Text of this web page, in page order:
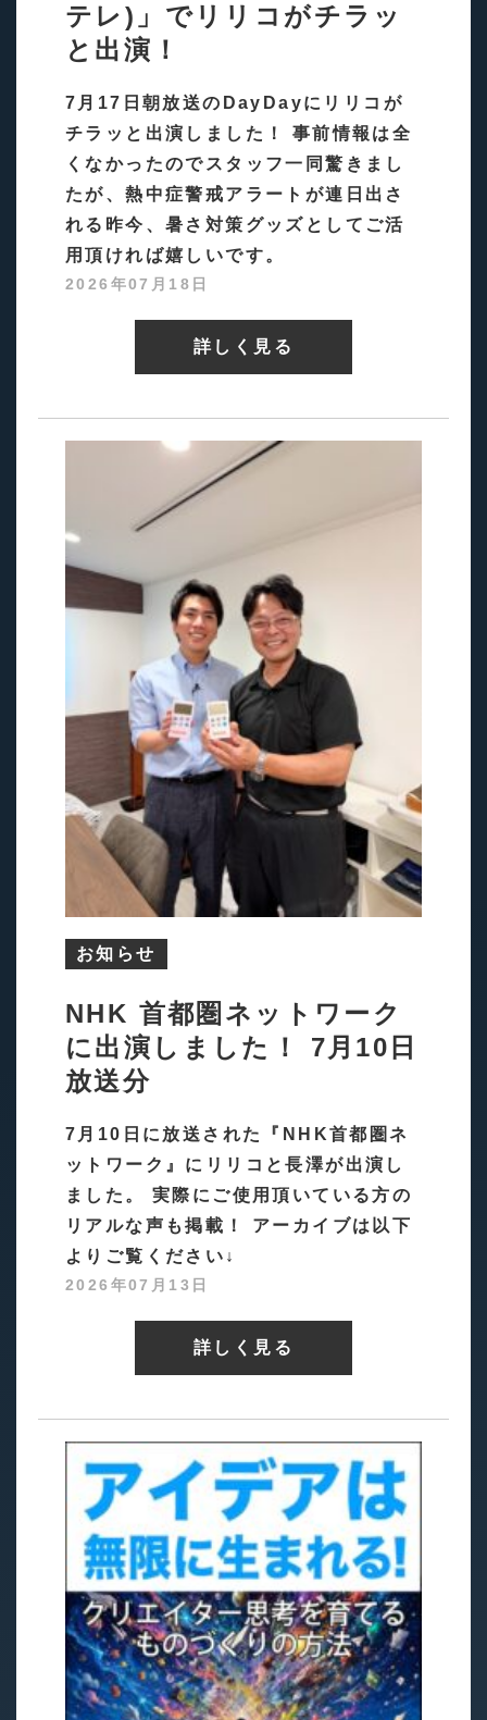
テレ)」でリリコがチラッ
と出演！
7月17日朝放送のDayDayにリリコが
チラッと出演しました！ 事前情報は全
くなかったのでスタッフ一同驚きまし
たが、熱中症警戒アラートが連日出さ
れる昨今、暑さ対策グッズとしてご活
用頂ければ嬉しいです。
2026年07月18日
詳しく見る
お知らせ
NHK 首都圏ネットワーク
に出演しました！ 7月10日
放送分
7月10日に放送された『NHK首都圏ネ
ットワーク』にリリコと長澤が出演し
ました。 実際にご使用頂いている方の
リアルな声も掲載！ アーカイブは以下
よりご覧ください↓
2026年07月13日
詳しく見る